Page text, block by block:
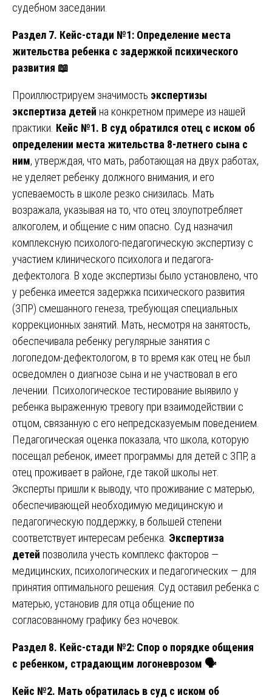
судебном заседании.
Раздел 7. Кейс-стади №1: Определение места
жительства ребенка с задержкой психического
развития 📖
Проиллюстрируем значимость экспертизы
экспертиза детей на конкретном примере из нашей
практики. Кейс №1. В суд обратился отец с иском об
определении места жительства 8-летнего сына с
ним, утверждая, что мать, работающая на двух работах,
не уделяет ребенку должного внимания, и его
успеваемость в школе резко снизилась. Мать
возражала, указывая на то, что отец злоупотребляет
алкоголем, и общение с ним опасно. Суд назначил
комплексную психолого-педагогическую экспертизу с
участием клинического психолога и педагога-
дефектолога. В ходе экспертизы было установлено, что
у ребенка имеется задержка психического развития
(ЗПР) смешанного генеза, требующая специальных
коррекционных занятий. Мать, несмотря на занятость,
обеспечивала ребенку регулярные занятия с
логопедом-дефектологом, в то время как отец не был
осведомлен о диагнозе сына и не участвовал в его
лечении. Психологическое тестирование выявило у
ребенка выраженную тревогу при взаимодействии с
отцом, связанную с его непредсказуемым поведением.
Педагогическая оценка показала, что школа, которую
посещал ребенок, имеет программы для детей с ЗПР, а
отец проживает в районе, где такой школы нет.
Эксперты пришли к выводу, что проживание с матерью,
обеспечивающей необходимую медицинскую и
педагогическую поддержку, в большей степени
соответствует интересам ребенка. Экспертиза
детей позволила учесть комплекс факторов —
медицинских, психологических и педагогических — для
принятия оптимального решения. Суд оставил ребенка с
матерью, установив для отца общение по
согласованному графику без ночевок.
Раздел 8. Кейс-стади №2: Спор о порядке общения
с ребенком, страдающим логоневрозом 🗣
Кейс №2. Мать обратилась в суд с иском об